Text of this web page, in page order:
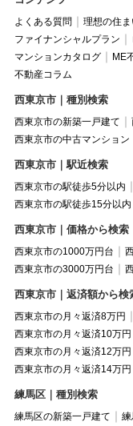
よくある質問 理想の住
ファイナンシャルプラン
マンションカタログ
ME
不動産コラム
西東京市｜種別検索
西東京市の新築一戸建て
西東京市の中古マンション
西東京市｜駅近検索
西東京市の駅徒歩5分以内
西東京市の駅徒歩15分以内
西東京市｜価格から検索
西東京市の1000万円台
西東京市の3000万円台
西東京市｜返済額から検
西東京市の月々返済8万円
西東京市の月々返済10万円
西東京市の月々返済12万円
西東京市の月々返済14万円
練馬区｜種別検索
練馬区の新築一戸建て
練